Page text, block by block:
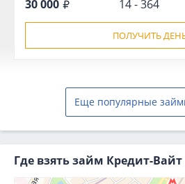
30 000 14 - 364
ПОЛУЧИТЬ
Еще популярные
Где взять займ Кредит-